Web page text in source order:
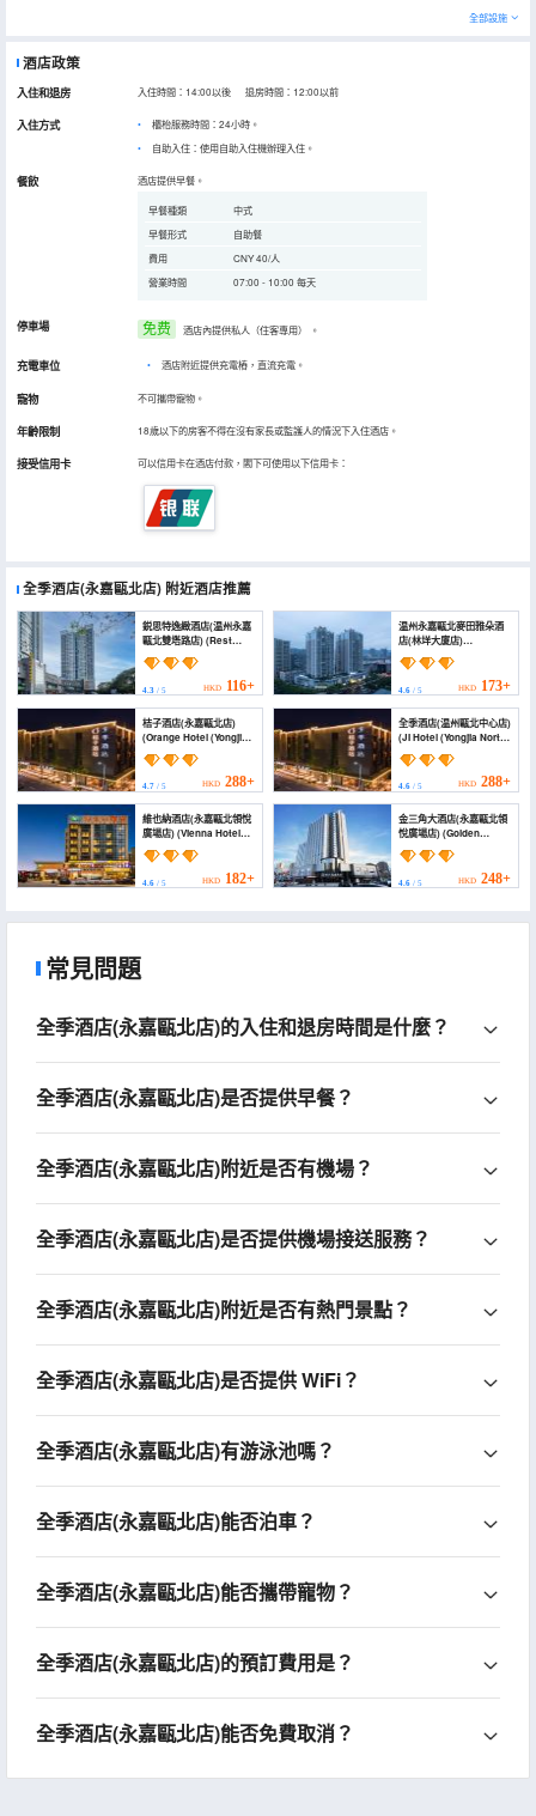
全部設施
酒店政策
入住和退房 入住時間：14:00以後 退房時間：12:00以前
入住方式
櫃枱服務時間：24小時。
自助入住：使用自助入住機辦理入住。
餐飲 酒店提供早餐。
早餐種類
中式
早餐形式
自助餐
費用
CNY 40/人
營業時間
07:00 - 10:00 每天
停車場 免费 酒店內提供私人（住客專用） 。
充電車位 • 酒店附近提供充電樁，直流充電。
寵物 不可攜帶寵物。
年齡限制 18歲以下的房客不得在沒有家長或監護人的情況下入住酒店。
接受信用卡 可以信用卡在酒店付款，閣下可使用以下信用卡：
全季酒店(永嘉甌北店) 附近酒店推薦
鋭思特逸緻酒店(温州永嘉
甌北雙塔路店) (Rest
Comfort Hotel
(Wenzhou Oubei
Shuangta Road))
4.3 / 5 HKD 116+
温州永嘉甌北麥田雅朵酒
店(林垟大廈店)
(Wenzhou Yongjia Yubei
Maitian Atour Hotel
(Linyi Building))
4.6/ 5 HKD 173+
桔子酒店(永嘉甌北店)
(Orange Hotel (Yongjia
Oubei Branch))
4.7 / 5 HKD 288+
全季酒店(温州甌北中心店)
(JI Hotel (Yongjia North
Central))
4.6/ 5 HKD 288+
維也納酒店(永嘉甌北領悅
廣場店) (Vienna Hotel
(Yongjia Oubei Lingyue
Plaza Store)
4.6 / 5 HKD 182+
金三角大酒店(永嘉甌北領
悅廣場店) (Golden
Triangle Hotel)
4.6/ 5 HKD 248+
常見問題
全季酒店(永嘉甌北店)的入住和退房時間是什麼？
全季酒店(永嘉甌北店)是否提供早餐？
全季酒店(永嘉甌北店)附近是否有機場？
全季酒店(永嘉甌北店)是否提供機場接送服務？
全季酒店(永嘉甌北店)附近是否有熱門景點？
全季酒店(永嘉甌北店)是否提供 WiFi？
全季酒店(永嘉甌北店)有游泳池嗎？
全季酒店(永嘉甌北店)能否泊車？
全季酒店(永嘉甌北店)能否攜帶寵物？
全季酒店(永嘉甌北店)的預訂費用是？
全季酒店(永嘉甌北店)能否免費取消？